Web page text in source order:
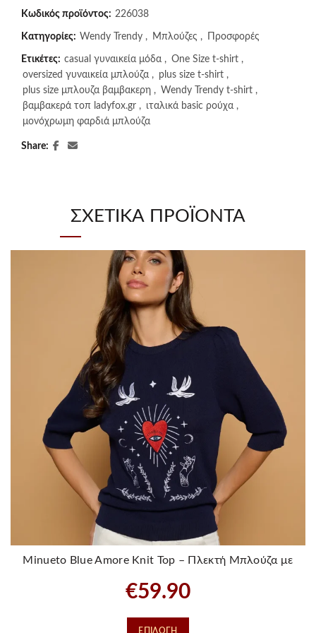
Κωδικός προϊόντος: 226038
Κατηγορίες: Wendy Trendy , Μπλούζες , Προσφορές
Ετικέτες: casual γυναικεία μόδα , One Size t-shirt ,
oversized γυναικεία μπλούζα , plus size t-shirt ,
plus size μπλουζα βαμβακερη , Wendy Trendy t-shirt ,
βαμβακερά τοπ ladyfox.gr , ιταλικά basic ρούχα ,
μονόχρωμη φαρδιά μπλούζα
Share
ΣΧΕΤΙΚΆ ΠΡΟΪΌΝΤΑ
Minueto Blue Amore Knit Top – Πλεκτή Μπλούζα με
€59.90
ΕΠΙΛΟΓΉ